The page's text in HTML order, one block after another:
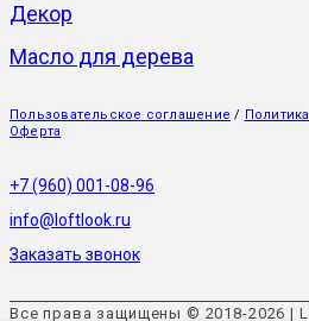
Декор
Масло для дерева
Пользовательское соглашение /
Оферта
+7 (960) 001-08-96
info@loftlook.ru
Заказать звонок
Все права защищены © 2018-2026 |